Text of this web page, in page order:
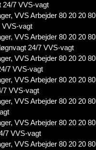
24/7 VVS-vagt
VVS Arbejder 80 20 20 80
vagt
VVS Arbejder 80 20 20 80
24/7 VVS-vagt
VVS Arbejder 80 20 20 80
7 VVS-vagt
VVS Arbejder 80 20 20 80
7 VVS-vagt
VVS Arbejder 80 20 20 80
VVS Arbejder 80 20 20 80
7 VVS-vagt
VVS Arbejder 80 20 20 80